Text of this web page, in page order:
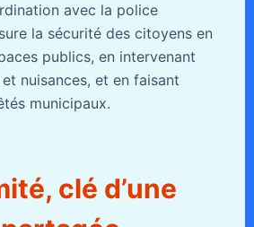
avec la police
la sécurité des citoyens en
publics, en intervenant
nuisances, et en faisant
municipaux.
clé d’une